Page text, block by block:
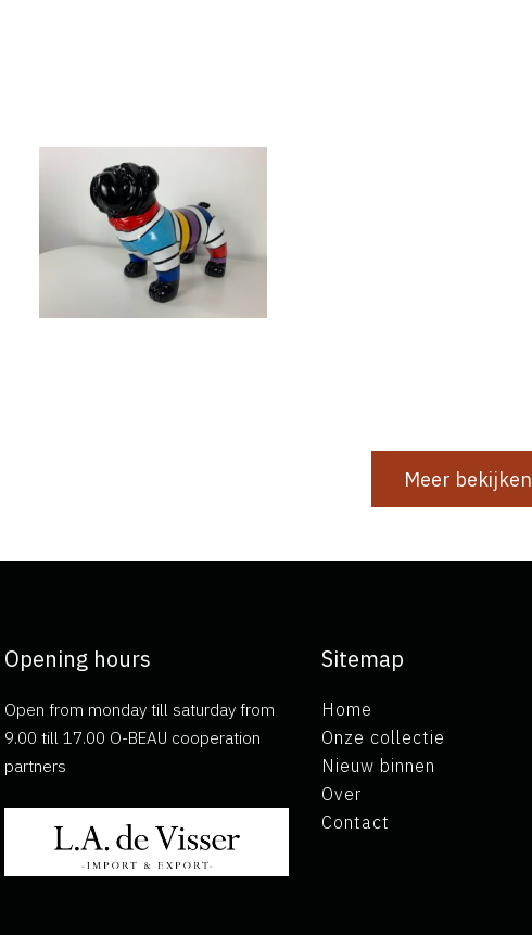
Design beeld
Meer bekijken
Opening hours
Open from monday till saturday from
9.00 till 17.00 O-BEAU cooperation
partners
Sitemap
Home
Onze collectie
Nieuw binnen
Over
Contact